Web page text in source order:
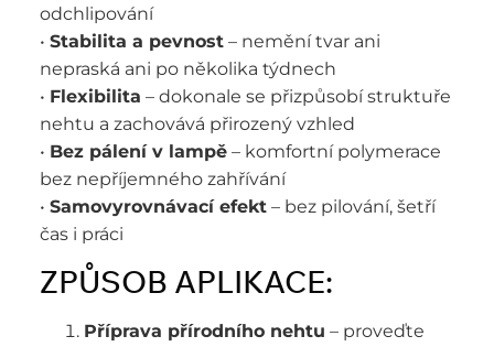
odchlipování
• Stabilita a pevnost – nemění tvar ani
nepraská ani po několika týdnech
• Flexibilita – dokonale se přizpůsobí struktuře
nehtu a zachovává přirozený vzhled
• Bez pálení v lampě – komfortní polymerace
bez nepříjemného zahřívání
• Samovyrovnávací efekt – bez pilování, šetří
čas i práci
ZPŮSOB APLIKACE:
Příprava přírodního nehtu – proveďte